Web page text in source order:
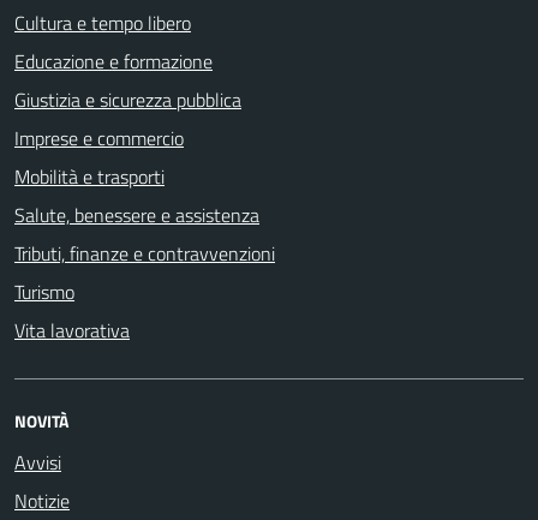
Cultura e tempo libero
Educazione e formazione
Giustizia e sicurezza pubblica
Imprese e commercio
Mobilità e trasporti
Salute, benessere e assistenza
Tributi, finanze e contravvenzioni
Turismo
Vita lavorativa
NOVITÀ
Avvisi
Notizie